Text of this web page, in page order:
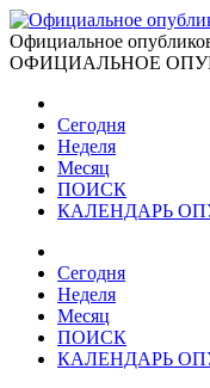
Официальное
ОФИЦИАЛЬНОЕ
Сегодня
Неделя
Месяц
ПОИСК
КАЛЕНДАРЬ
Сегодня
Неделя
Месяц
ПОИСК
КАЛЕНДАРЬ